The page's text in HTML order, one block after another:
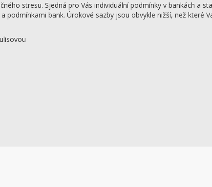
stresu. Sjedná pro Vás individuální podmínky v bankách a
bank. Úrokové sazby jsou obvykle nižší, než které